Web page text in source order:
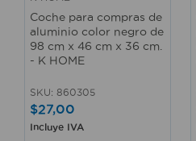
Coche para compras de
aluminio color negro de
98 cm x 46 cm x 36 cm.
- K HOME
SKU: 860305
$27,00
Incluye IVA